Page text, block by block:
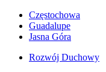
Częstochowa
Guadalupe
Jasna Góra
Rozwój Duchowy